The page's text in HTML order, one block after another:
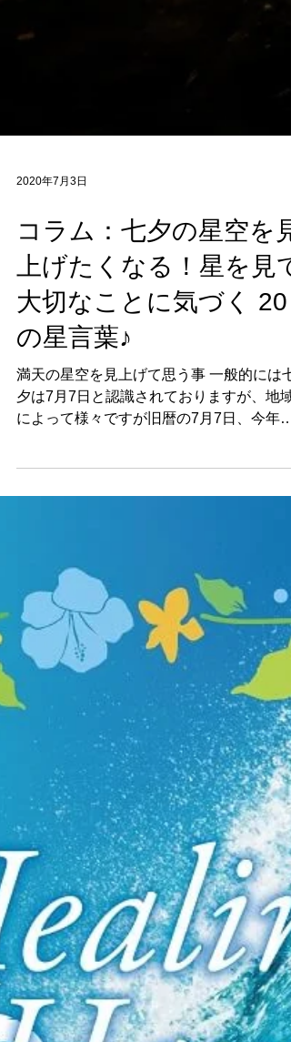
コラム：七夕の星空を見
上げたくなる！星を見て
大切なことに気づく 20
の星言葉♪
満天の星空を見上げて思う事 一般的には七
夕は7月7日と認識されておりますが、地域
七夕は8月25日だそうです。 七夕は各国様々